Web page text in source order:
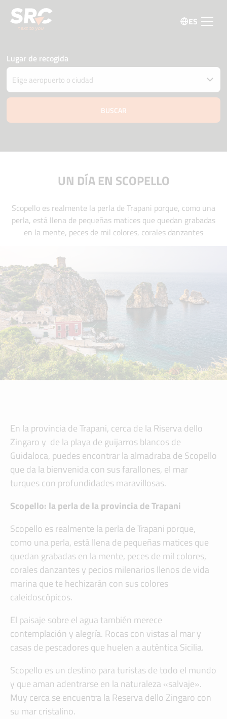
ES
Lugar de recogida
Entregar el coche en una ubicación diferente
Fecha y hora de recogida y devolución
UN DÍA EN SCOPELLO
Scopello es realmente la perla de Trapani porque, como una
perla, está llena de pequeñas matices que quedan grabadas
en la mente, peces de mil colores, corales danzantes
En la provincia de Trapani, cerca de la Riserva dello
Zingaro y de la playa de guijarros blancos de
Guidaloca, puedes encontrar la almadraba de Scopello
que da la bienvenida con sus farallones, el mar
turques con profundidades maravillosas.
Scopello: la perla de la provincia de Trapani
Scopello es realmente la perla de Trapani porque,
como una perla, está llena de pequeñas matices que
quedan grabadas en la mente, peces de mil colores,
corales danzantes y pecios milenarios llenos de vida
marina que te hechizarán con sus colores
caleidoscópicos.
El paisaje sobre el agua también merece
contemplación y alegría. Rocas con vistas al mar y
casas de pescadores que huelen a auténtica Sicilia.
Scopello es un destino para turistas de todo el mundo
y que aman adentrarse en la naturaleza «salvaje».
Muy cerca se encuentra la Reserva dello Zingaro con
su mar cristalino.